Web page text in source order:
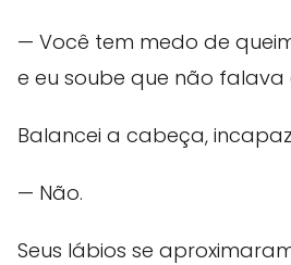
— Você tem medo de
e eu soube que não
Balancei a cabeça,
— Não.
Seus lábios se